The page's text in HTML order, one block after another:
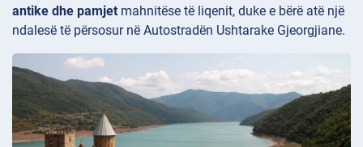
antike dhe pamjet mahnitëse të liqenit, duke e bërë atë një
ndalesë të përsosur në Autostradën Ushtarake Gjeorgjiane.